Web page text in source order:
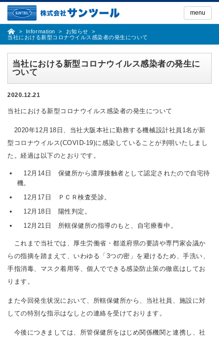
Skip
the
content
menu
Information
お知らせ
当社における新型コロナウイルス感染者の発生について
当社における新型コロナウイルス感染者の発生に
ついて
2020.12.21
当社における新型コロナウイルス感染者の発生について
2020年12月18日、当社大阪本社に勤務する機械設計社員1名が新
型コロナウイルス(COVID-19)に感染していることが判明いたしまし
た。経過は以下のとおりです。
12月14日 保健所から濃厚接触者として認定されたので自宅待
機。
12月17日 ＰＣＲ検査受診。
12月18日 陽性判定。
12月21日 所轄保健所の指導のもと、自宅療養中。
これまで当社では、厚生労働省・都道府県の要請や専門家会議か
らの指摘を踏まえて、いわゆる「3つの密」を避けるため、手洗い、
手指消毒、マスク着用等、個人でできる感染防止策の徹底はしてお
ります。
また今回発生状況において、所轄保健所から、当社社員、施設に対
しての特別な指示はなしとの連絡を受けております。
今後につきましては、所管保健所をはじめ関係機関と連携し、社